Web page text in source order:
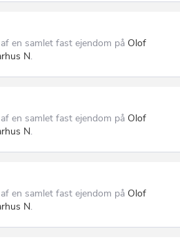
en samlet fast ejendom på Olof
N.
en samlet fast ejendom på Olof
N.
en samlet fast ejendom på Olof
N.